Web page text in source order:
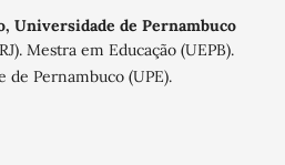
Universidade de Pernambuco
Mestra em Educação (UEPB).
de Pernambuco (UPE).